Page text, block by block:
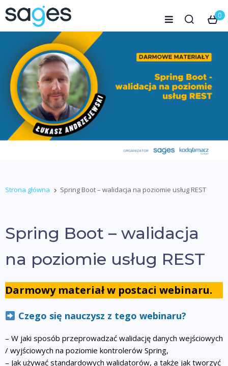
0
Strona główna Spring Boot – walidacja na poziomie usług REST
Spring Boot – walidacja
na poziomie usług REST
Darmowy materiał w postaci webinaru.
Czego się nauczysz z tego webinaru?
– W jaki sposób przeprowadzać walidację danych wejściowych
/ wyjściowych na poziomie kontrolerów Spring,
– Jak używać standardowych walidatorów, a także jak tworzyć